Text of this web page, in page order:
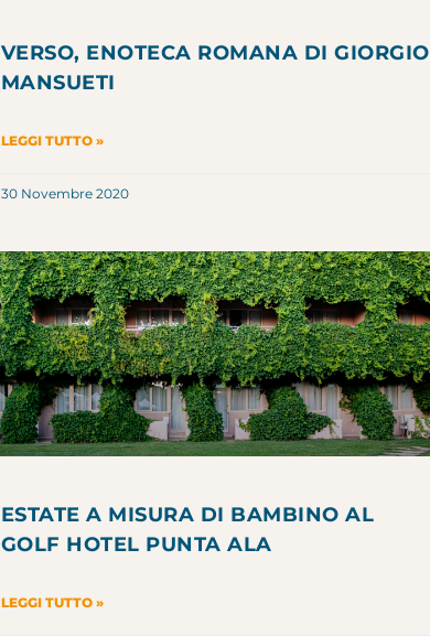
VERSO, ENOTECA ROMANA DI GIORGIO
MANSUETI
LEGGI TUTTO »
30 Novembre 2020
ESTATE A MISURA DI BAMBINO AL
GOLF HOTEL PUNTA ALA
LEGGI TUTTO »